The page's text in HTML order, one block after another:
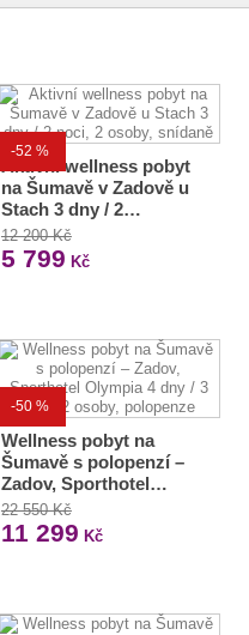
-52 %
Aktivní wellness pobyt
na Šumavě v Zadově u
Stach 3 dny / 2…
12 200 Kč
5 799 Kč
-50 %
Wellness pobyt na
Šumavě s polopenzí –
Zadov, Sporthotel…
22 550 Kč
11 299 Kč